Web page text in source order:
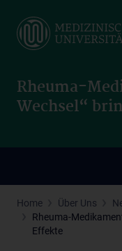
main
Rheuma-
Wechsel“
Home Über Uns
Rheuma-
Effekte